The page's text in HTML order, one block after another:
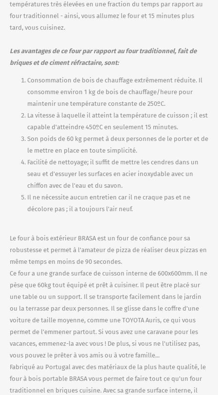
températures très élevées en une fraction du temps par rapport au
four traditionnel - ainsi, vous allumez le four et 15 minutes plus
tard, vous cuisinez.
Les avantages de ce four par rapport au four traditionnel, fait de
briques et de ciment réfractaire, sont:
Consommation de bois de chauffage extrêmement réduite. Il
consomme environ 1 kg de bois de chauffage/heure pour
maintenir une température constante de 250ºC.
La vitesse à laquelle il atteint la température de cuisson ; il est
capable d'atteindre 450ºC en seulement 15 minutes.
Son poids de 60 kg permet à deux personnes de le porter et de
le mettre en place en toute simplicité.
Facilité de nettoyage; il suffit de mettre les cendres dans un
seau et d'essuyer les surfaces en acier inoxydable avec un
chiffon avec de l'eau et du savon.
Il ne nécessite aucun entretien car il ne craque pas et ne
décolore pas ; il a toujours l'air neuf.
Le four à bois extérieur BRASA est un four de confiance pour sa
robustesse et permet à l'amateur de pizza de réaliser deux pizzas en
même temps en moins de 90 secondes.
Ce four a une grande surface de cuisson interne de 600x600mm. Il ne
pèse que 60kg tout équipé et prêt à cuisiner. Il peut être placé sur
une table ou un support. Il se transporte facilement dans le jardin
ou la terrasse par deux personnes. Il se glisse dans le coffre d'une
voiture de taille moyenne, comme une TOYOTA Auris, ce qui vous
permet de l'emmener partout. Si vous avez une caravane pour les
vacances, emmenez-la avec vous ! De plus, si vous ne l'utilisez pas,
vous pouvez le prêter à vos amis ou à votre famille...
Fabriqué au Portugal avec des matériaux de la plus haute qualité, le
four à bois portable BRASA vous permet de faire tout ce qu'un four
traditionnel en briques cuisine. Avec sa grande surface interne, il